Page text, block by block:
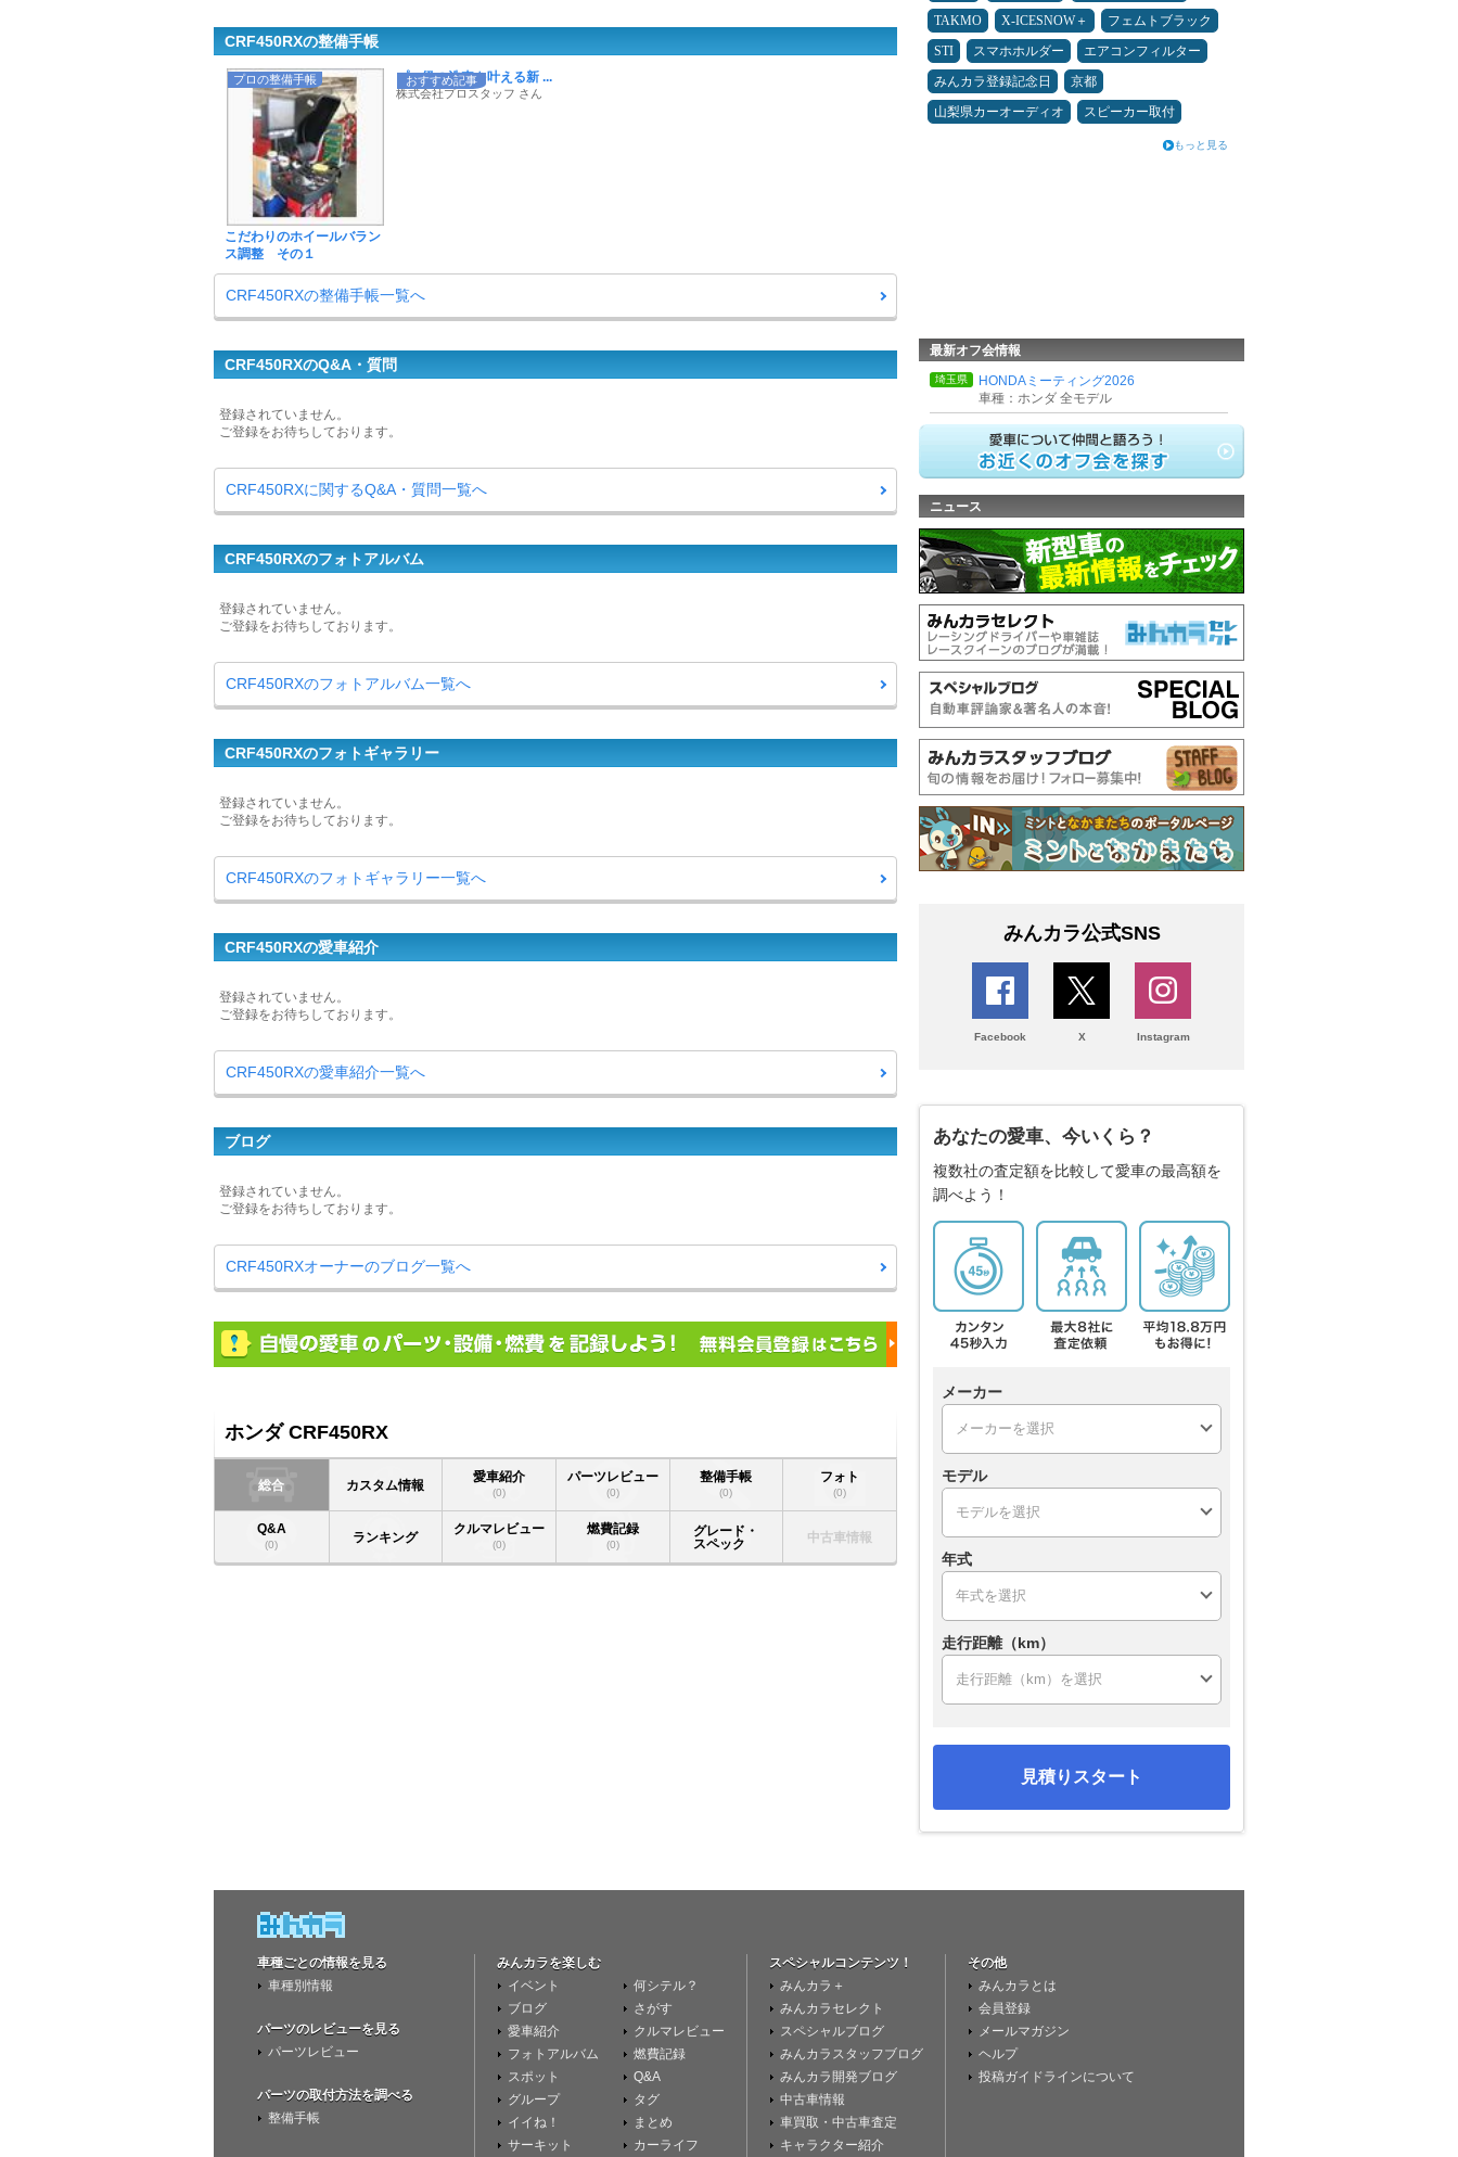
CRF450RXの整備手帳
プロの整備手帳
こだわりのホイールバラン
ス調整 その１
おすすめ記事
プロ級の洗車を叶える新 ...
株式会社プロスタッフ さん
CRF450RXの整備手帳一覧へ
CRF450RXのQ&A・質問
登録されていません。
ご登録をお待ちしております。
CRF450RXに関するQ&A・質問一覧へ
CRF450RXのフォトアルバム
登録されていません。
ご登録をお待ちしております。
CRF450RXのフォトアルバム一覧へ
CRF450RXのフォトギャラリー
登録されていません。
ご登録をお待ちしております。
CRF450RXのフォトギャラリー一覧へ
CRF450RXの愛車紹介
登録されていません。
ご登録をお待ちしております。
CRF450RXの愛車紹介一覧へ
ブログ
登録されていません。
ご登録をお待ちしております。
CRF450RXオーナーのブログ一覧へ
ホンダ CRF450RX
総合 カスタム情報
愛車紹介
(0)
パーツレビュー
(0)
整備手帳
(0)
フォト
(0)
Q&A
(0) ランキング
クルマレビュー
(0)
燃費記録
(0)
グレード・
スペック
中古車情報
TAKMO
X-ICESNOW＋
フェムトブラック
STI
スマホホルダー
エアコンフィルター
みんカラ登録記念日
京都
山梨県カーオーディオ
スピーカー取付
もっと見る
最新オフ会情報
埼玉県
HONDAミーティング2026
車種：ホンダ 全モデル
ニュース
みんカラ公式SNS
Facebook X Instagram
あなたの愛車、今いくら？
複数社の査定額を比較して愛車の最高額を
調べよう！
メーカー
モデル
年式
走行距離（km）
見積りスタート
車種ごとの情報を見る
車種別情報
パーツのレビューを見る
パーツレビュー
パーツの取付方法を調べる
整備手帳
みんカラを楽しむ
イベント
ブログ
愛車紹介
フォトアルバム
スポット
グループ
イイね！
サーキット
何シテル？
さがす
クルマレビュー
燃費記録
Q&A
タグ
まとめ
カーライフ
スペシャルコンテンツ！
みんカラ＋
みんカラセレクト
スペシャルブログ
みんカラスタッフブログ
みんカラ開発ブログ
中古車情報
車買取・中古車査定
キャラクター紹介
その他
みんカラとは
会員登録
メールマガジン
ヘルプ
投稿ガイドラインについて